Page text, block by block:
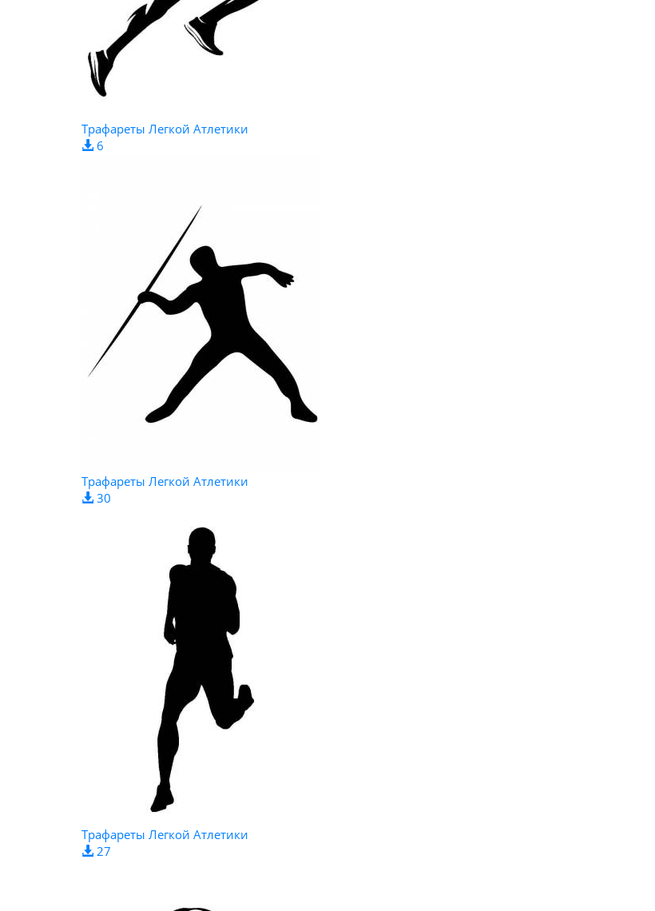
Трафареты Легкой Атлетики
6
Трафареты Легкой Атлетики
30
Трафареты Легкой Атлетики
27